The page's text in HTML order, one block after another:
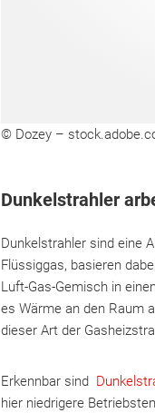
© Dozey –
Dunkelstrahler
Dunkelstrahler sind eine
Flüssiggas, basieren
Luft-Gas-Gemisch in
es Wärme an den Raum
dieser Art der
Erkennbar sind
hier niedrigere